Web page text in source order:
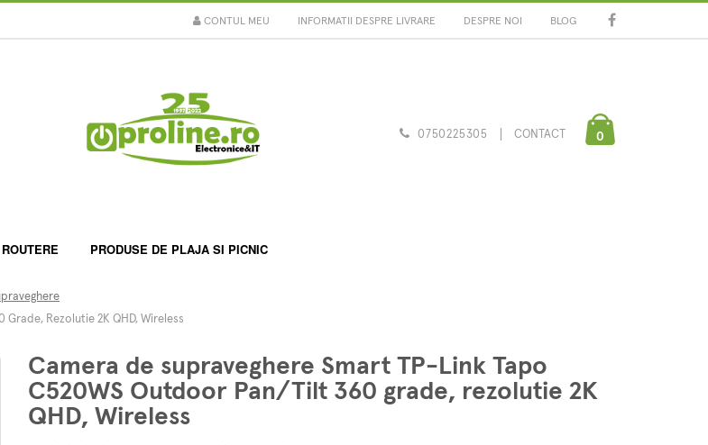
INFORMATII DESPRE LIVRARE DESPRE NOI BLOG
CONTUL MEU
0750225305 CONTACT 0
ROUTERE PRODUSE DE PLAJA SI PICNIC
Rezolutie 2K QHD, Wireless
Camera de supraveghere Smart TP-Link Tapo
C520WS Outdoor Pan/Tilt 360 grade, rezolutie 2K
QHD, Wireless